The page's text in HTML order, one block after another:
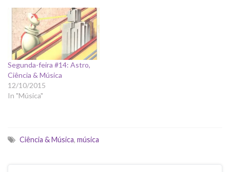
Segunda-feira #14: Astro,
Ciência & Música
12/10/2015
In "Música"
Ciência & Música, música